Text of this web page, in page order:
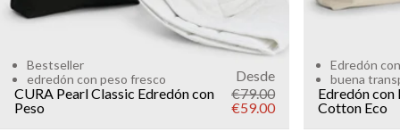
Bestseller
edredón con peso fresco
CURA Pearl Classic Edredón con
Peso
Desde
€79.00
€59.00
Edredón
buena
Edredón con
Cotton Eco